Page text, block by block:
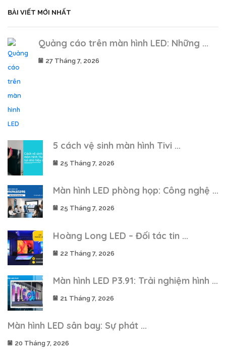
BÀI VIẾT MỚI NHẤT
Quảng cáo trên màn hình LED: Những ...
27 Tháng 7, 2026
5 cách vệ sinh màn hình Tivi ...
25 Tháng 7, 2026
Màn hình LED phòng họp: Công nghệ ...
25 Tháng 7, 2026
Hoàng Long LED – Đối tác tin ...
22 Tháng 7, 2026
Màn hình LED P3.91: Trải nghiệm hình ...
21 Tháng 7, 2026
Màn hình LED sân bay: Sự phát ...
20 Tháng 7, 2026